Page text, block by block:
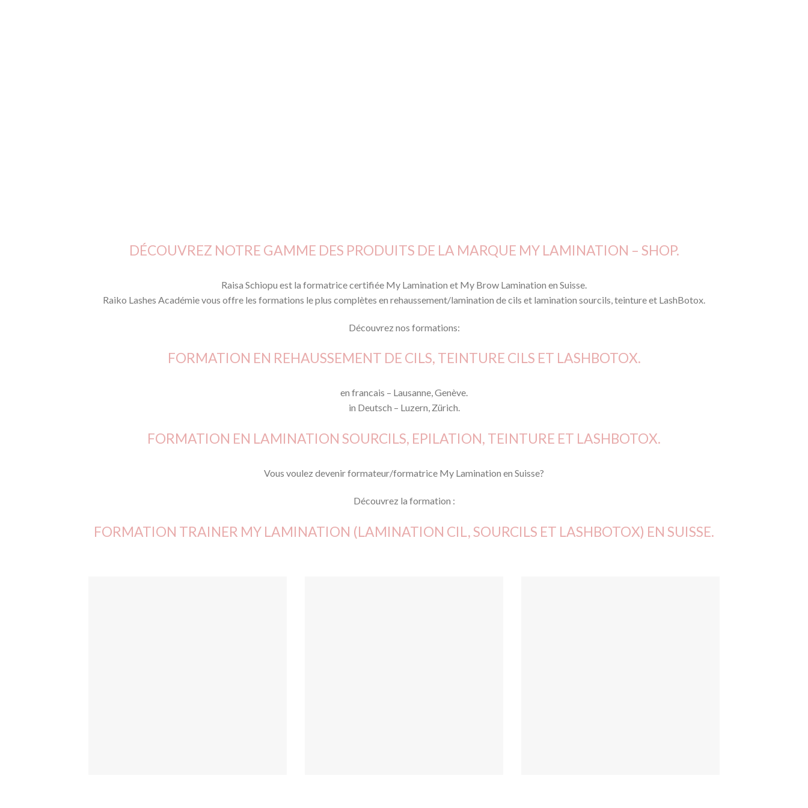
DÉCOUVREZ NOTRE GAMME DES PRODUITS DE LA MARQUE MY LAMINATION – SHOP.
Raisa Schiopu est la formatrice certifiée My Lamination et My Brow Lamination en Suisse.
Raiko Lashes Académie vous offre les formations le plus complètes en rehaussement/lamination de cils et lamination sourcils, teinture et LashBotox.
Découvrez nos formations:
FORMATION EN REHAUSSEMENT DE CILS, TEINTURE CILS ET LASHBOTOX.
en francais – Lausanne, Genève.
in Deutsch – Luzern, Zürich.
FORMATION EN LAMINATION SOURCILS, EPILATION, TEINTURE ET LASHBOTOX.
Vous voulez devenir formateur/formatrice My Lamination en Suisse?
Découvrez la formation :
FORMATION TRAINER MY LAMINATION (LAMINATION CIL, SOURCILS ET LASHBOTOX) EN SUISSE.